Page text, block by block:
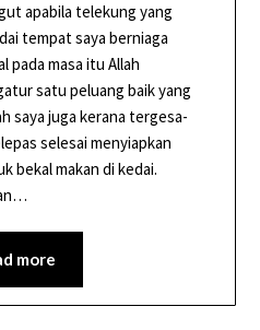
apabila telekung yang
tempat saya berniaga
pada masa itu Allah
satu peluang baik yang
saya juga kerana tergesa-
selesai menyiapkan
bekal makan di kedai.
more